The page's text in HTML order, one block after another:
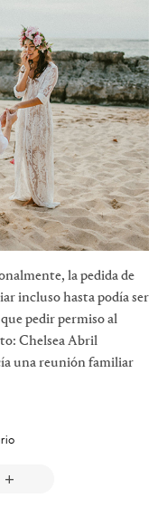
la pedida de
incluso hasta podía ser
pedir permiso al
Chelsea Abril
una reunión familiar